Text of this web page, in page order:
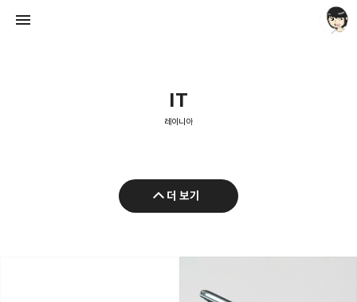
IT
레이니아
더 보기
레이니아
레이니아